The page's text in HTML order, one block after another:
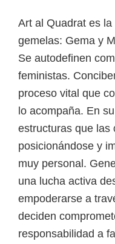
Art al Quadrat es
gemelas: Gema y
Se autodefinen
feministas.
proceso vital que
lo acompaña. En
estructuras que las
posicionándose y
muy personal.
una lucha activa
empoderarse a
deciden
responsabilidad a